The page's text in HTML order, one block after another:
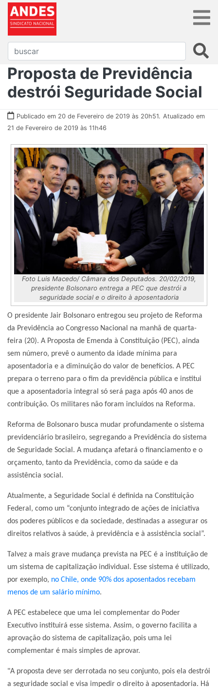
Proposta de Previdência
destrói Seguridade Social
Publicado em 20 de Fevereiro de 2019 às 20h51. Atualizado em
21 de Fevereiro de 2019 às 11h46
Foto Luis Macedo/ Câmara dos Deputados. 20/02/2019,
presidente Bolsonaro entrega a PEC que destrói a
seguridade social e o direito à aposentadoria
O presidente Jair Bolsonaro entregou seu projeto de Reforma
da Previdência ao Congresso Nacional na manhã de quarta-
feira (20). A Proposta de Emenda à Constituição (PEC), ainda
sem número, prevê o aumento da idade mínima para
aposentadoria e a diminuição do valor de benefícios. A PEC
prepara o terreno para o fim da previdência pública e institui
que a aposentadoria integral só será paga após 40 anos de
contribuição. Os militares não foram incluídos na Reforma.
Reforma de Bolsonaro busca mudar profundamente o sistema
previdenciário brasileiro, segregando a Previdência do sistema
de Seguridade Social. A mudança afetará o financiamento e o
orçamento, tanto da Previdência, como da saúde e da
assistência social.
Atualmente, a Seguridade Social é definida na Constituição
Federal, como um “conjunto integrado de ações de iniciativa
dos poderes públicos e da sociedade, destinadas a assegurar os
direitos relativos à saúde, à previdência e à assistência social”.
Talvez a mais grave mudança prevista na PEC é a instituição de
um sistema de capitalização individual. Esse sistema é utilizado,
por exemplo, no Chile, onde 90% dos aposentados recebam
menos de um salário mínimo.
A PEC estabelece que uma lei complementar do Poder
Executivo instituirá esse sistema. Assim, o governo facilita a
aprovação do sistema de capitalização, pois uma lei
complementar é mais simples de aprovar.
"A proposta deve ser derrotada no seu conjunto, pois ela destrói
a seguridade social e visa impedir o direito à aposentadoria. Há